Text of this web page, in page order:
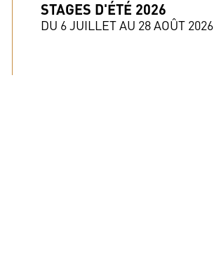
STAGES D'ÉTÉ 2026
DU 6 JUILLET AU 28 AOÛT 2026